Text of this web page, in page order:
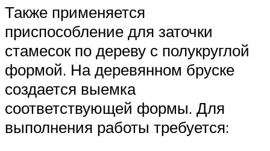
Также применяется
приспособление для заточки
стамесок по дереву с полукруглой
формой. На деревянном бруске
создается выемка
соответствующей формы. Для
выполнения работы требуется: